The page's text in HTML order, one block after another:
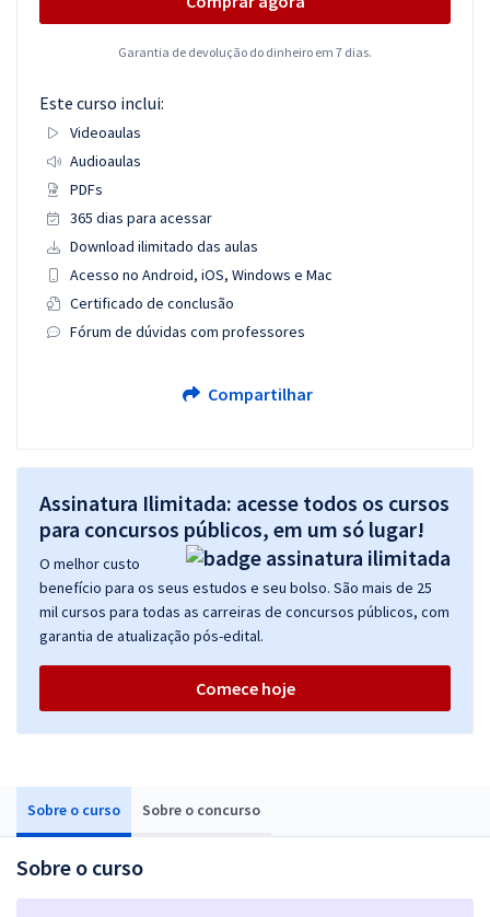
Sobre o curso Sobre o concurso
Sobre o curso
Garantia de devolução do dinheiro em 7 dias.
Este curso inclui:
Videoaulas
Audioaulas
PDFs
365 dias para acessar
Download ilimitado das aulas
Acesso no Android, iOS, Windows e Mac
Certificado de conclusão
Fórum de dúvidas com professores
Compartilhar
Assinatura Ilimitada: acesse todos os cursos
para concursos públicos, em um só lugar!
O melhor custo
benefício para os seus estudos e seu bolso. São mais de 25
mil cursos para todas as carreiras de concursos públicos, com
garantia de atualização pós-edital.
Comece hoje